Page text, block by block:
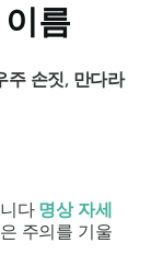
름
주 손짓, 만다라
다 명상 자세
주의를 기울